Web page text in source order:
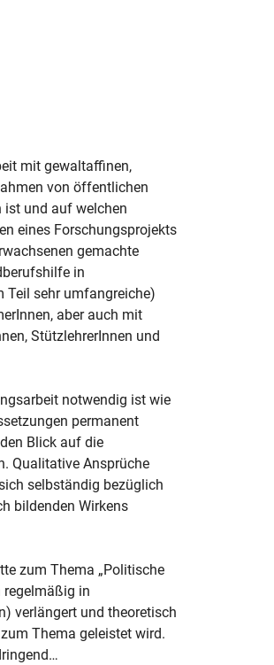
mit gewaltaffinen,
von öffentlichen
ist und auf welchen
eines Forschungsprojekts
gemachte
in
Teil sehr umfangreiche)
aber auch mit
StützlehrerInnen und
notwendig ist wie
permanent
Blick auf die
Qualitative Ansprüche
selbständig bezüglich
bildenden Wirkens
zum Thema „Politische
regelmäßig in
verlängert und theoretisch
Thema geleistet wird.